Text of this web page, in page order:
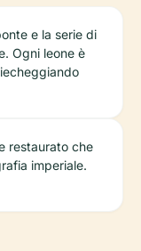
e la serie di
Ogni leone è
restaurato che
imperiale.